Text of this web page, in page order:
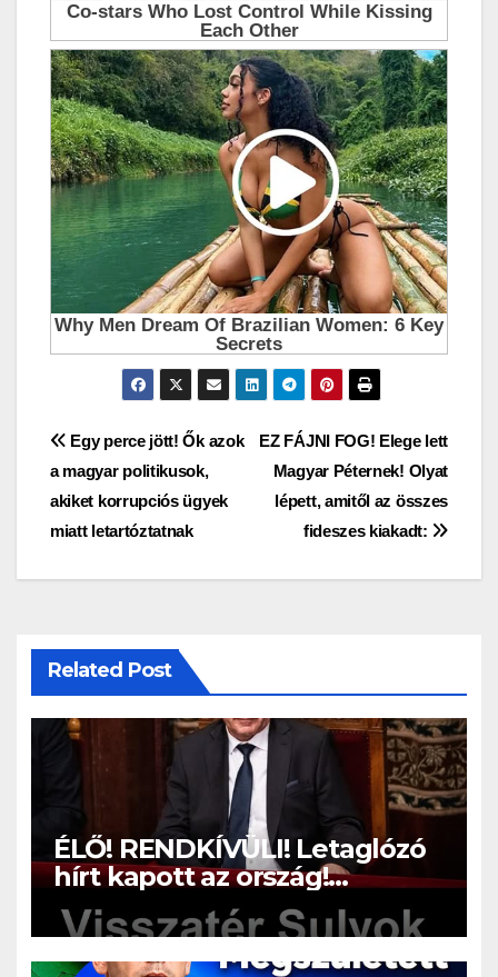
Bejegyzés
navigáció
EZ FÁJNI FOG! Elege lett
Magyar Péternek! Olyat
lépett, amitől az összes
fideszes kiakadt:
Egy perce jött! Ők azok
a magyar politikusok,
akiket korrupciós ügyek
miatt letartóztatnak
Related Post
ÉLŐ! RENDKÍVÜLI! Letaglózó
hírt kapott az ország!
Visszatérhet Sulyok Tamás!? –
ERRE senki nem volt
felkészülve: